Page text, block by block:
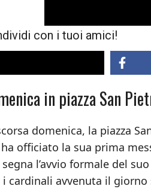
con i tuoi amici!
in piazza San
domenica, la piazza
ha officiato la sua prima
l’avvio formale del
i cardinali avvenuta il giorno